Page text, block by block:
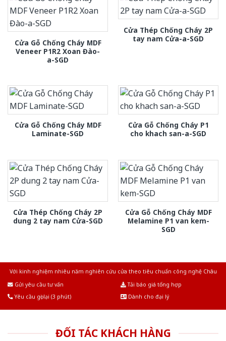
Cửa Gỗ Chống Cháy MDF
Veneer P1R2 Xoan Đào-
a-SGD
Cửa Thép Chống Cháy 2P
tay nam Cửa-a-SGD
Cửa Gỗ Chống Cháy MDF
Laminate-SGD
Cửa Gỗ Chống Cháy P1
cho khach san-a-SGD
Cửa Thép Chống Cháy 2P
dung 2 tay nam Cửa-SGD
Cửa Gỗ Chống Cháy MDF
Melamine P1 van kem-
SGD
Với kinh nghiệm nhiêu năm nghiên cứu cửa theo tiêu chuẩn công nghệ Châu
Gửi yêu cầu tư vấn
Tải báo giá tổng hợp
Yêu cầu gọi lại (3 phút)
Dành cho đại lý
ĐỐI TÁC KHÁCH HÀNG